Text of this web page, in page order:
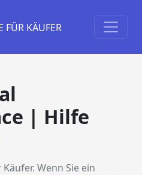
FÜR KÄUFER
| Hilfe
Wenn Sie ein